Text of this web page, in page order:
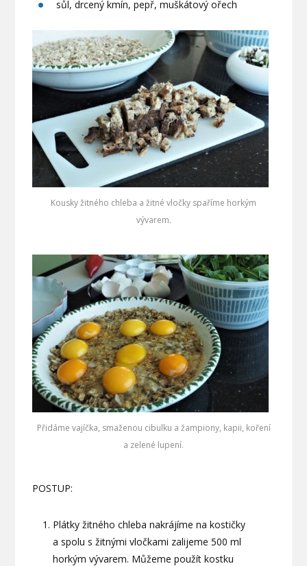
sůl, drcený kmín, pepř, muškátový ořech
Kousky žitného chleba a žitné vločky spaříme horkým
vývarem.
Přidáme vajíčka, smaženou cibulku a žampiony, kapii, koření
a zelené lupení.
POSTUP:
Plátky žitného chleba nakrájíme na kostičky
a spolu s žitnými vločkami zalijeme 500 ml
horkým vývarem. Můžeme použít kostku